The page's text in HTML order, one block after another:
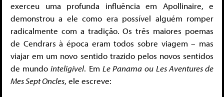
exerceu uma profunda influência em Apollinaire, e
demonstrou a ele como era possível alguém romper
radicalmente com a tradição. Os três maiores poemas
de Cendrars à época eram todos sobre viagem – mas
viajar em um novo sentido trazido pelos novos sentidos
de mundointeligível. Em Le Panama ou Les Aventures de
Mes Sept Oncles, ele escreve: